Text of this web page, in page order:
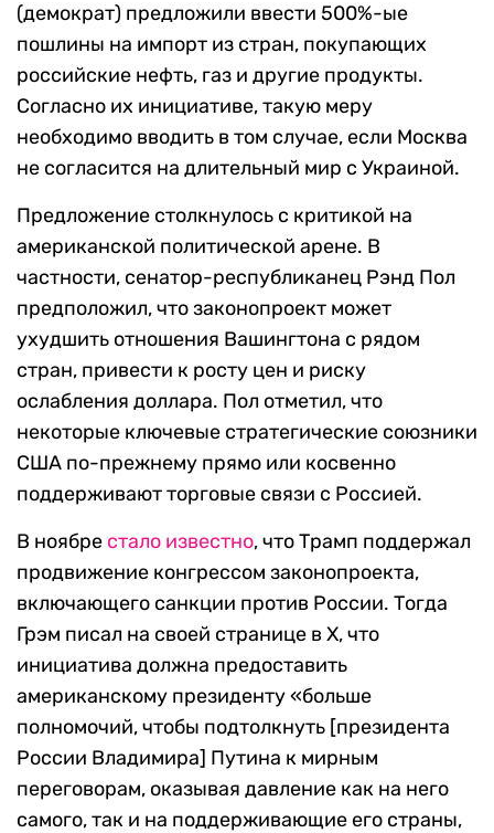
(демократ) предложили ввести 500%-ые
пошлины на импорт из стран, покупающих
российские нефть, газ и другие продукты.
Согласно их инициативе, такую меру
необходимо вводить в том случае, если Москва
не согласится на длительный мир с Украиной.
Предложение столкнулось с критикой на
американской политической арене. В
частности, сенатор-республиканец Рэнд Пол
предположил, что законопроект может
ухудшить отношения Вашингтона с рядом
стран, привести к росту цен и риску
ослабления доллара. Пол отметил, что
некоторые ключевые стратегические союзники
США по-прежнему прямо или косвенно
поддерживают торговые связи с Россией.
В ноябре стало известно, что Трамп поддержал
продвижение конгрессом законопроекта,
включающего санкции против России. Тогда
Грэм писал на своей странице в Х, что
инициатива должна предоставить
американскому президенту «больше
полномочий, чтобы подтолкнуть [президента
России Владимира] Путина к мирным
переговорам, оказывая давление как на него
самого, так и на поддерживающие его страны,